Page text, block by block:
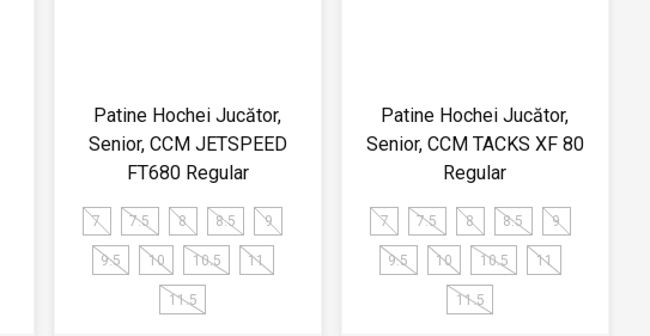
Patine Hochei Jucător,
Senior, CCM JETSPEED
FT680 Regular
7 7.5 8 8.5 9
9.5 10 10.5 11
11.5
Patine Hochei Jucător,
Senior, CCM TACKS XF 80
Regular
7 7.5 8 8.5 9
9.5 10 10.5 11
11.5